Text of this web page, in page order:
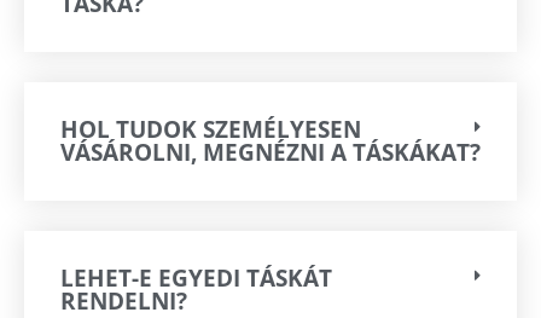
HOL TUDOK SZEMÉLYESEN
VÁSÁROLNI, MEGNÉZNI A TÁSKÁKAT?
LEHET-E EGYEDI TÁSKÁT
RENDELNI?